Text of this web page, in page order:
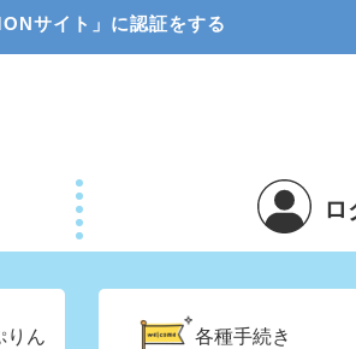
サイト」に認証をする
ロ
りん 各種手続き